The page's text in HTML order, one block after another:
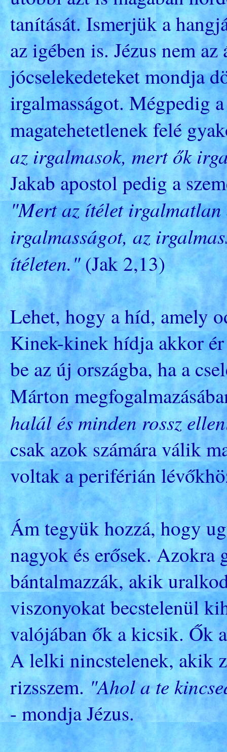
tanítását. Ismerjük a
az igében is. Jézus nem az
jócselekedeteket mondja
irgalmasságot. Mégpedig
magatehetetlenek felé
az irgalmasok, mert ők
Jakab apostol pedig a
"Mert az ítélet irgalmatlan
irgalmasságot, az
ítéleten."(Jak 2,13)
Lehet, hogy a híd, amely
Kinek-kinek hídja akkor
be az új országba, ha a
Márton
halál és minden rossz
csak azok számára válik
voltak a periférián
Ám tegyük hozzá, hogy
nagyok és erősek.
bántalmazzák, akik
viszonyokat becstelenül
valójában ők a kicsik. Ők
A lelki nincstelenek, akik
rizsszem. "Ahol a te
- mondja Jézus.